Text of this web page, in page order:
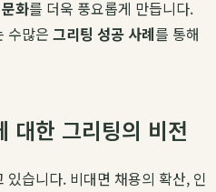
화를 더욱 풍요롭게 만듭니다.
수많은 그리팅 성공 사례를 통해
대한 그리팅의 비전
습니다. 비대면 채용의 확산, 인